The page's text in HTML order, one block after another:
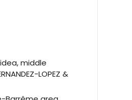
middle
LOPEZ &